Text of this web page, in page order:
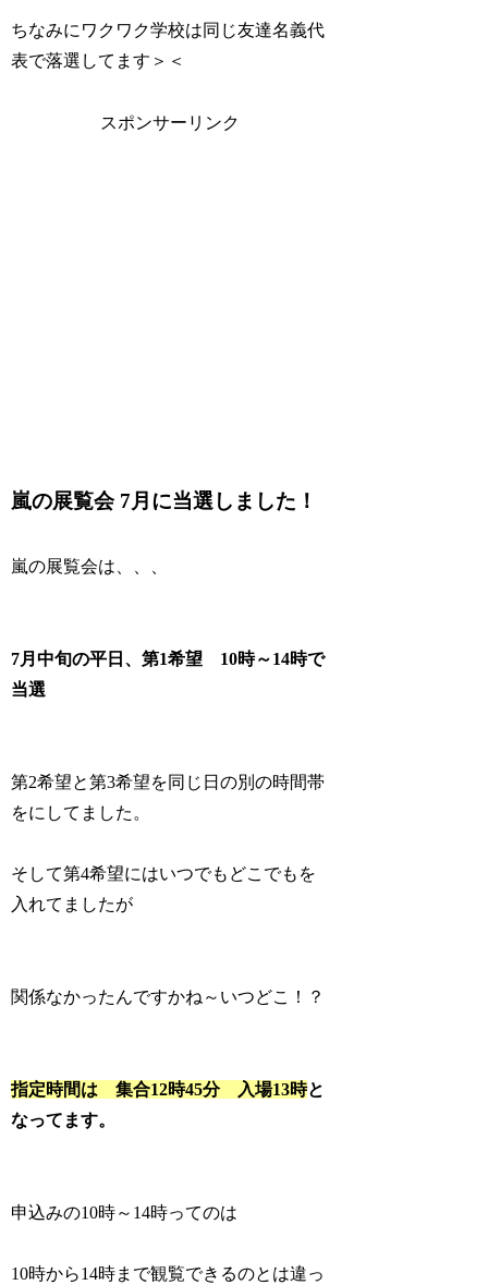
ちなみにワクワク学校は同じ友達名義代
表で落選してます＞＜
スポンサーリンク
嵐の展覧会 7月に当選しました！
嵐の展覧会は、、、
7月中旬の平日、第1希望 10時～14時で
当選
第2希望と第3希望を同じ日の別の時間帯
をにしてました。
そして第4希望にはいつでもどこでもを
入れてましたが
関係なかったんですかね～いつどこ！？
指定時間は 集合12時45分 入場13時と
なってます。
申込みの10時～14時ってのは
10時から14時まで観覧できるのとは違っ